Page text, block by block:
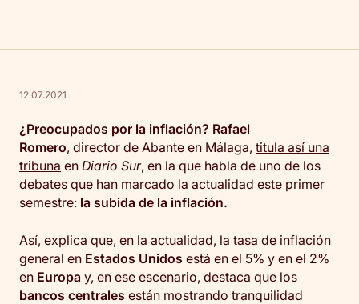
12.07.2021
¿Preocupados por la inflación? Rafael
Romero, director de Abante en Málaga, titula así una
tribuna en Diario Sur, en la que habla de uno de los
debates que han marcado la actualidad este primer
semestre: la subida de la inflación.
Así, explica que, en la actualidad, la tasa de inflación
general en Estados Unidos está en el 5% y en el 2%
en Europa y, en ese escenario, destaca que los
bancos centrales están mostrando tranquilidad